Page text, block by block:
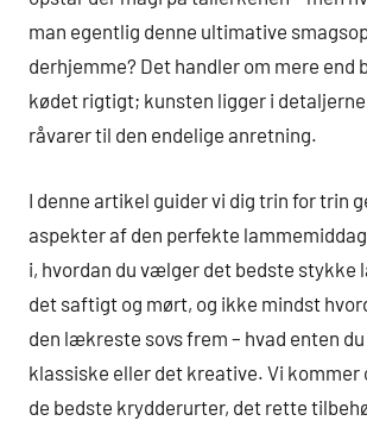
man egentlig denne ultimative
derhjemme? Det handler om mere end
kødet rigtigt; kunsten ligger i
råvarer til den endelige anretning.
I denne artikel guider vi dig trin for trin
aspekter af den perfekte
i, hvordan du vælger det bedste stykke
det saftigt og mørt, og ikke mindst
den lækreste sovs frem – hvad enten
klassiske eller det kreative. Vi kommer
de bedste krydderurter, det rette